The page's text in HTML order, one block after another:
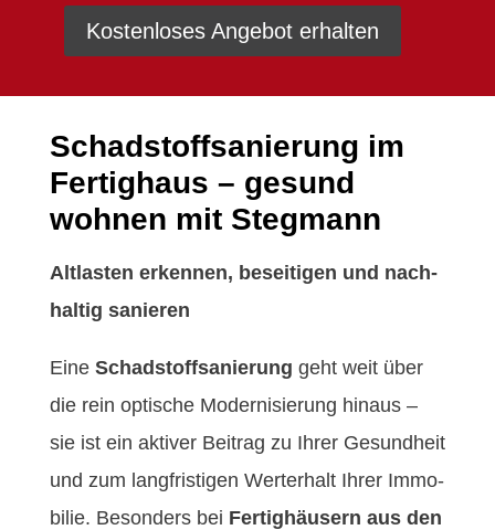
Kosten­los­es Ange­bot erhal­ten
Schadstoffsanierung im
Fertighaus – gesund
wohnen mit Stegmann
Alt­las­ten erken­nen, beseit­i­gen und nach­
haltig sanieren
Eine Schad­stoff­sanierung geht weit über
die rein optis­che Mod­ernisierung hin­aus –
sie ist ein aktiv­er Beitrag zu Ihrer Gesund­heit
und zum langfristi­gen Wert­er­halt Ihrer Immo­
bilie. Beson­ders bei Fer­tighäusern aus den